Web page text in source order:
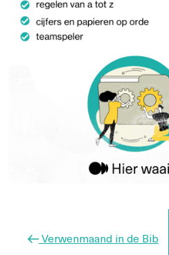
VorigVerwenmaand in de Bib